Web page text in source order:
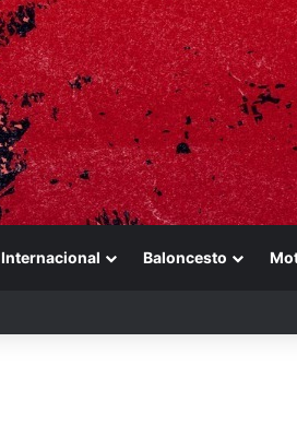
Internacional Baloncesto